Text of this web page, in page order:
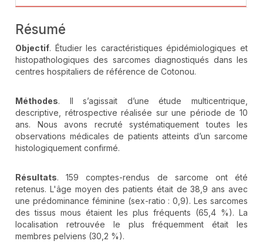
Résumé
Objectif. Étudier les caractéristiques épidémiologiques et
histopathologiques des sarcomes diagnostiqués dans les
centres hospitaliers de référence de Cotonou.
Méthodes. Il s’agissait d’une étude multicentrique,
descriptive, rétrospective réalisée sur une période de 10
ans. Nous avons recruté systématiquement toutes les
observations médicales de patients atteints d’un sarcome
histologiquement confirmé.
Résultats. 159 comptes-rendus de sarcome ont été
retenus. L'âge moyen des patients était de 38,9 ans avec
une prédominance féminine (sex-ratio : 0,9). Les sarcomes
des tissus mous étaient les plus fréquents (65,4 %). La
localisation retrouvée le plus fréquemment était les
membres pelviens (30,2 %).